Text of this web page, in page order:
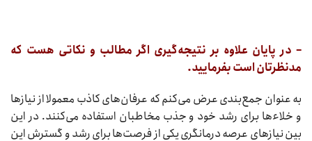
– در پایان علاوه بر نتیجه‌گیری اگر مطالب و نکاتی هست که
مدنظرتان است بفرمایید.
به عنوان جمع‌بندی عرض می‌کنم که عرفان‏‌های کاذب معمولا از نیاز‌ها
و خلاء‌ها برای رشد خود و جذب مخاطبان استفاده می‌کنند. در این
بین نیاز‌های عرصه درمانگری یکی از فرصت‌ها برای رشد و گسترش این